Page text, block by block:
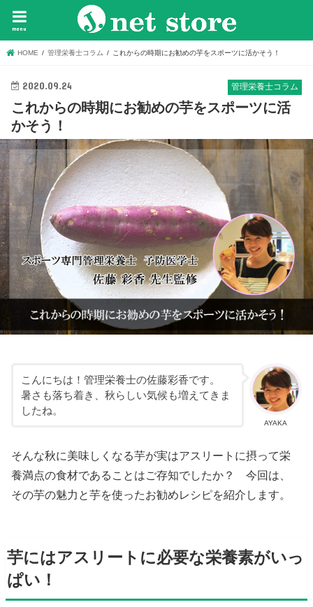
menu
HOME 管理栄養士コラム これからの時期にお勧めの芋をスポーツに活かそう！
管理栄養士コラム
2020.09.24
これからの時期にお勧めの芋をスポーツに活
かそう！
AYAKA
こんにちは！管理栄養士の佐藤彩香です。
暑さも落ち着き、秋らしい気候も増えてきま
したね。
そんな秋に美味しくなる芋が実はアスリートに摂って栄
養満点の食材であることはご存知でしたか？ 今回は、
その芋の魅力と芋を使ったお勧めレシピを紹介します。
芋にはアスリートに必要な栄養素がいっ
ぱい！